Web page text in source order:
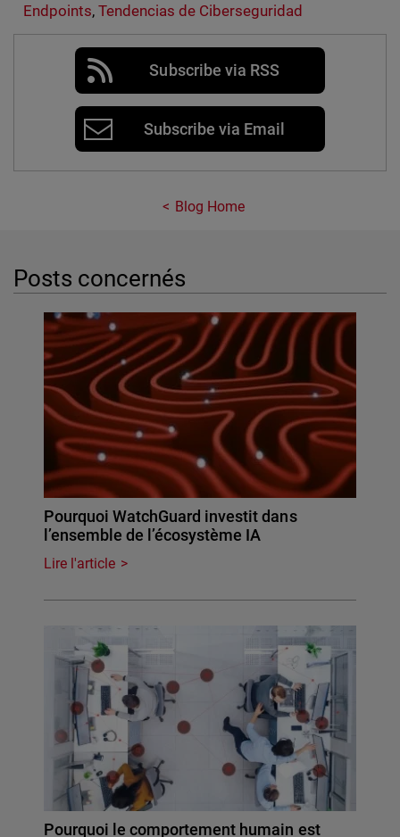
Endpoints, Tendencias de Ciberseguridad
Subscribe via RSS
Subscribe via Email
Blog Home
Posts concernés
Pourquoi WatchGuard investit dans
l’ensemble de l’écosystème IA
Lire l'article
Pourquoi le comportement humain est